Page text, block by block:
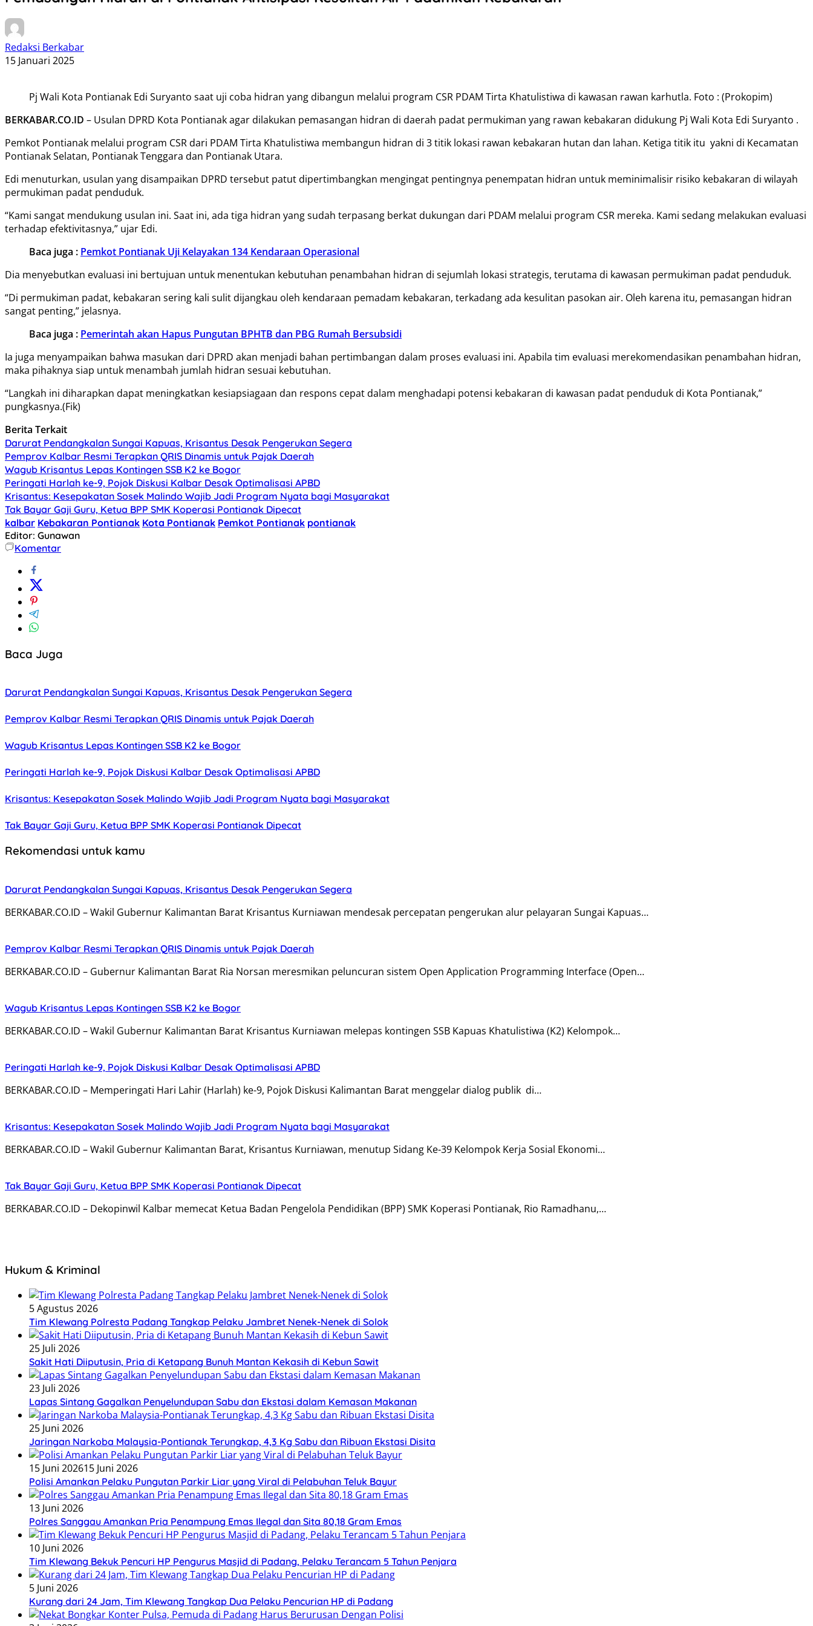
Redaksi Berkabar
15 Januari 2025
Pj Wali Kota Pontianak Edi Suryanto saat uji coba hidran yang dibangun melalui program CSR PDAM Tirta Khatulistiwa di kawasan rawan karhutla. Foto : (Prokopim)
BERKABAR.CO.ID – Usulan DPRD Kota Pontianak agar dilakukan pemasangan hidran di daerah padat permukiman yang rawan kebakaran didukung Pj Wali Kota Edi Suryanto .
Pemkot Pontianak melalui program CSR dari PDAM Tirta Khatulistiwa membangun hidran di 3 titik lokasi rawan kebakaran hutan dan lahan. Ketiga titik itu yakni di Kecamatan
Pontianak Selatan, Pontianak Tenggara dan Pontianak Utara.
Edi menuturkan, usulan yang disampaikan DPRD tersebut patut dipertimbangkan mengingat pentingnya penempatan hidran untuk meminimalisir risiko kebakaran di wilayah
permukiman padat penduduk.
“Kami sangat mendukung usulan ini. Saat ini, ada tiga hidran yang sudah terpasang berkat dukungan dari PDAM melalui program CSR mereka. Kami sedang melakukan evaluasi
terhadap efektivitasnya,” ujar Edi.
Baca juga : Pemkot Pontianak Uji Kelayakan 134 Kendaraan Operasional
Dia menyebutkan evaluasi ini bertujuan untuk menentukan kebutuhan penambahan hidran di sejumlah lokasi strategis, terutama di kawasan permukiman padat penduduk.
“Di permukiman padat, kebakaran sering kali sulit dijangkau oleh kendaraan pemadam kebakaran, terkadang ada kesulitan pasokan air. Oleh karena itu, pemasangan hidran
sangat penting,” jelasnya.
Baca juga : Pemerintah akan Hapus Pungutan BPHTB dan PBG Rumah Bersubsidi
Ia juga menyampaikan bahwa masukan dari DPRD akan menjadi bahan pertimbangan dalam proses evaluasi ini. Apabila tim evaluasi merekomendasikan penambahan hidran,
maka pihaknya siap untuk menambah jumlah hidran sesuai kebutuhan.
“Langkah ini diharapkan dapat meningkatkan kesiapsiagaan dan respons cepat dalam menghadapi potensi kebakaran di kawasan padat penduduk di Kota Pontianak,”
pungkasnya.(Fik)
Berita Terkait
Darurat Pendangkalan Sungai Kapuas, Krisantus Desak Pengerukan Segera
Pemprov Kalbar Resmi Terapkan QRIS Dinamis untuk Pajak Daerah
Wagub Krisantus Lepas Kontingen SSB K2 ke Bogor
Peringati Harlah ke-9, Pojok Diskusi Kalbar Desak Optimalisasi APBD
Krisantus: Kesepakatan Sosek Malindo Wajib Jadi Program Nyata bagi Masyarakat
Tak Bayar Gaji Guru, Ketua BPP SMK Koperasi Pontianak Dipecat
kalbar Kebakaran Pontianak Kota Pontianak Pemkot Pontianak pontianak
Editor: Gunawan
Komentar
Baca Juga
Darurat Pendangkalan Sungai Kapuas, Krisantus Desak Pengerukan Segera
Pemprov Kalbar Resmi Terapkan QRIS Dinamis untuk Pajak Daerah
Wagub Krisantus Lepas Kontingen SSB K2 ke Bogor
Peringati Harlah ke-9, Pojok Diskusi Kalbar Desak Optimalisasi APBD
Krisantus: Kesepakatan Sosek Malindo Wajib Jadi Program Nyata bagi Masyarakat
Tak Bayar Gaji Guru, Ketua BPP SMK Koperasi Pontianak Dipecat
Rekomendasi untuk kamu
Darurat Pendangkalan Sungai Kapuas, Krisantus Desak Pengerukan Segera
BERKABAR.CO.ID – Wakil Gubernur Kalimantan Barat Krisantus Kurniawan mendesak percepatan pengerukan alur pelayaran Sungai Kapuas…
Pemprov Kalbar Resmi Terapkan QRIS Dinamis untuk Pajak Daerah
BERKABAR.CO.ID – Gubernur Kalimantan Barat Ria Norsan meresmikan peluncuran sistem Open Application Programming Interface (Open…
Wagub Krisantus Lepas Kontingen SSB K2 ke Bogor
BERKABAR.CO.ID – Wakil Gubernur Kalimantan Barat Krisantus Kurniawan melepas kontingen SSB Kapuas Khatulistiwa (K2) Kelompok…
Peringati Harlah ke-9, Pojok Diskusi Kalbar Desak Optimalisasi APBD
BERKABAR.CO.ID – Memperingati Hari Lahir (Harlah) ke-9, Pojok Diskusi Kalimantan Barat menggelar dialog publik di…
Krisantus: Kesepakatan Sosek Malindo Wajib Jadi Program Nyata bagi Masyarakat
BERKABAR.CO.ID – Wakil Gubernur Kalimantan Barat, Krisantus Kurniawan, menutup Sidang Ke-39 Kelompok Kerja Sosial Ekonomi…
Tak Bayar Gaji Guru, Ketua BPP SMK Koperasi Pontianak Dipecat
BERKABAR.CO.ID – Dekopinwil Kalbar memecat Ketua Badan Pengelola Pendidikan (BPP) SMK Koperasi Pontianak, Rio Ramadhanu,…
Hukum & Kriminal
5 Agustus 2026
Tim Klewang Polresta Padang Tangkap Pelaku Jambret Nenek-Nenek di Solok
25 Juli 2026
Sakit Hati Diiputusin, Pria di Ketapang Bunuh Mantan Kekasih di Kebun Sawit
23 Juli 2026
Lapas Sintang Gagalkan Penyelundupan Sabu dan Ekstasi dalam Kemasan Makanan
25 Juni 2026
Jaringan Narkoba Malaysia-Pontianak Terungkap, 4,3 Kg Sabu dan Ribuan Ekstasi Disita
15 Juni 202615 Juni 2026
Polisi Amankan Pelaku Pungutan Parkir Liar yang Viral di Pelabuhan Teluk Bayur
13 Juni 2026
Polres Sanggau Amankan Pria Penampung Emas Ilegal dan Sita 80,18 Gram Emas
10 Juni 2026
Tim Klewang Bekuk Pencuri HP Pengurus Masjid di Padang, Pelaku Terancam 5 Tahun Penjara
5 Juni 2026
Kurang dari 24 Jam, Tim Klewang Tangkap Dua Pelaku Pencurian HP di Padang